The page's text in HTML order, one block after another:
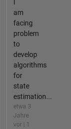
am
facing
problem
to
develop
algorithms
for
state
estimation...
etwa 3
Jahre
vor | 1